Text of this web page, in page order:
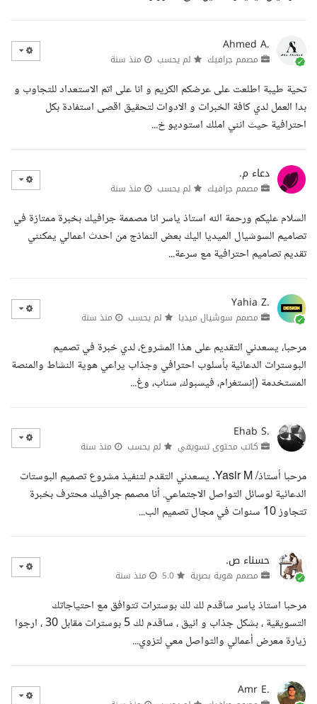
Ahmed A.
مصمم جرافيك لم يحسب منذ سنة
تحية طيبة اطلعت على عرضكم الكريم و انا على اتم الاستعداد للتجاوب و
بدا العمل لدي كافة الخبرات و الادوات لتحقيق اقصى استفادة بكل
احترافية حيث انني املك استوديو خ...
دعاء م.
مصمم جرافيك لم يحسب منذ سنة
السلام عليكم ورحمة الله استاذ ياسر انا مصممة جرافيك بخبرة ممتازة في
تصاميم السوشيال الميديا اليك بعض النماذج من احدث اعمالي يمكنني
تقديم تصاميم احترافية مع سرعة...
Yahia Z.
مصمم سوشيال ميديا لم يحسب منذ سنة
مرحبا، يسعدني التقديم على هذا المشروع، لدي خبرة في تصميم
البوسترات الدعائية بأسلوب احترافي وجذاب يراعي هوية النشاط والمنصة
المستخدمة (إنستغرام، فيسبوك، سناب، وغ...
Ehab S.
كاتب محتوى تسويقي لم يحسب منذ سنة
مرحبا أستاذ/ Yasir M. يسعدني التقدم لتنفيذ مشروع تصميم البوستات
الدعائية لوسائل التواصل الاجتماعي. أنا مصمم جرافيك محترف بخبرة
تتجاوز 10 سنوات في مجال تصميم الب...
حسناء ص.
مصمم هوية بصرية منذ سنة
مرحبا استاذ ياسر ساقدم لك لك بوسترات تتوافق مع احتياجاتك
التسويقية ، بشكل جذاب و انيق ، ساقدم لك 5 بوسترات مقابل 30 ، ارجوا
زيارة معرض أعمالي والتواصل معي لتزوي...
Amr E.